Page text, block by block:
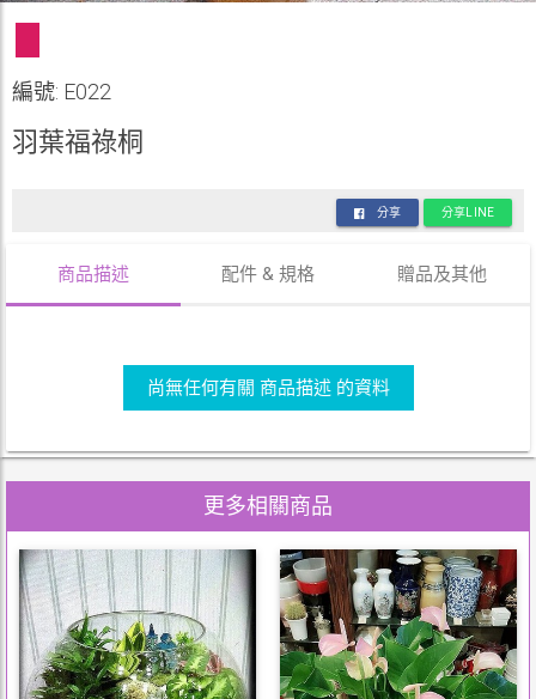
編號: E022
羽葉福祿桐
分享 分享LINE
商品描述 配件 & 規格 贈品及其他
尚無任何有關 商品描述 的資料
更多相關商品